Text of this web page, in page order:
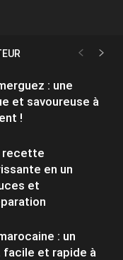
: une
et savoureuse à
!
recette
en un
et
: un
et rapide à